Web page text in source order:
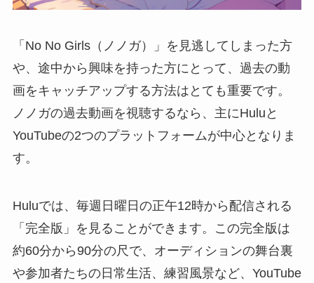
「No No Girls（ノノガ）」を見逃してしまった方
や、途中から興味を持った方にとって、過去の動
画をキャッチアップする方法はとても重要です。
ノノガの過去動画を視聴するなら、主にHuluと
YouTubeの2つのプラットフォームが中心となりま
す。
Huluでは、毎週日曜日の正午12時から配信される
「完全版」を見ることができます。この完全版は
約60分から90分の尺で、オーディションの舞台裏
や参加者たちの日常生活、練習風景など、YouTube